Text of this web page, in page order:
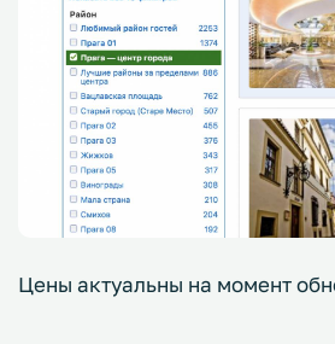
Цены актуальны на момент